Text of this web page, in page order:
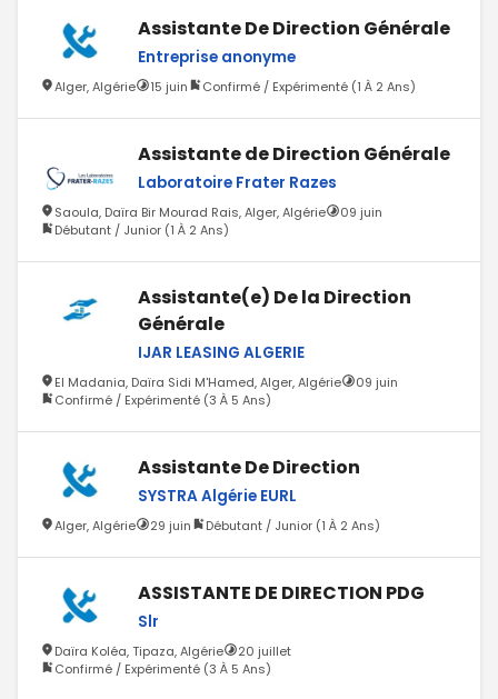
Assistante De Direction Générale
Entreprise anonyme
Alger, Algérie 15 juin Confirmé / Expérimenté (1 À 2 Ans)
Assistante de Direction Générale
Laboratoire Frater Razes
Saoula, Daïra Bir Mourad Rais, Alger, Algérie
09 juin
Débutant / Junior (1 À 2 Ans)
Assistante(e) De la Direction
Générale
IJAR LEASING ALGERIE
El Madania, Daïra Sidi M'Hamed, Alger, Algérie
09 juin
Confirmé / Expérimenté (3 À 5 Ans)
Assistante De Direction
SYSTRA Algérie EURL
Alger, Algérie 29 juin Débutant / Junior (1 À 2 Ans)
ASSISTANTE DE DIRECTION PDG
Slr
Daïra Koléa, Tipaza, Algérie
20 juillet
Confirmé / Expérimenté (3 À 5 Ans)